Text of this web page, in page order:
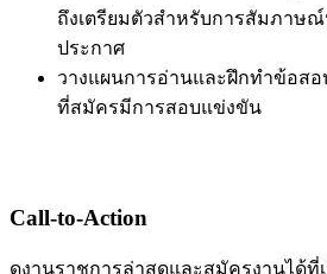
ถึงเตรียมตัวสำหรับการสัมภาษ
ประกาศ
วางแผนการอ่านและฝึกทำข้อส
ที่สมัครมีการสอบแข่งขัน
Call-to-Action
ดูงานราชการล่าสุดและสมัครงานได้ที่